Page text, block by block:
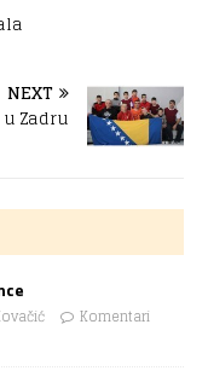
NEXT
Zadru
Komentari